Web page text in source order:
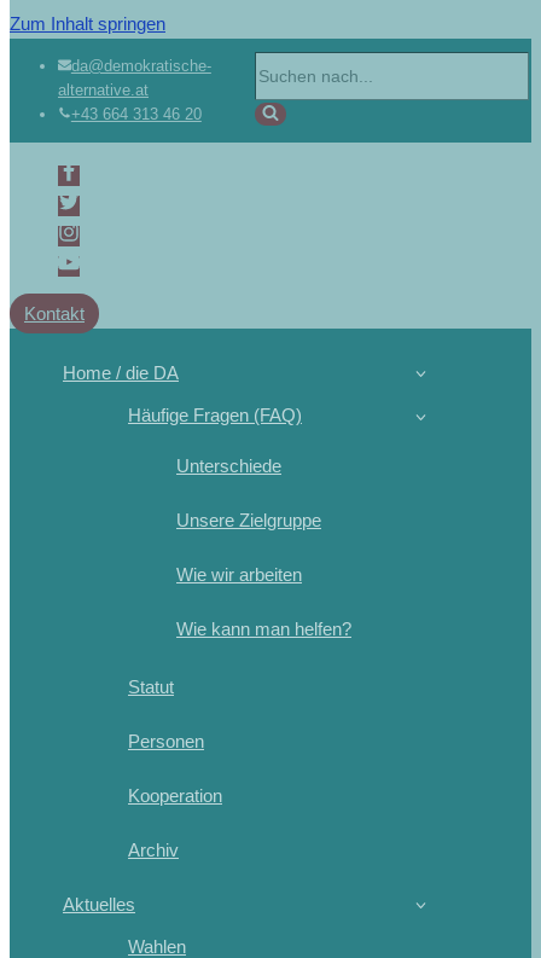
Zum Inhalt springen
da@demokratische-
alternative.at
+43 664 313 46 20
Kontakt
Home / die DA
Häufige Fragen (FAQ)
Unterschiede
Unsere Zielgruppe
Wie wir arbeiten
Wie kann man helfen?
Statut
Personen
Kooperation
Archiv
Aktuelles
Wahlen